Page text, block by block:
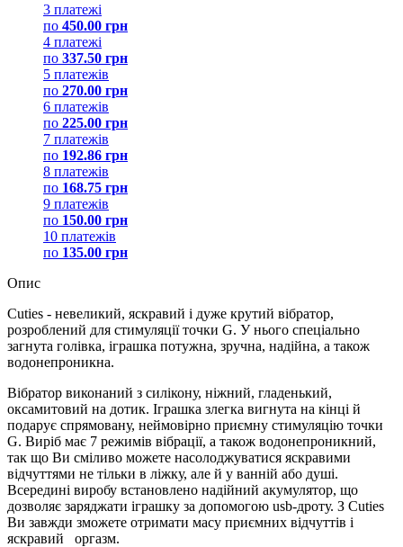
3 платежі
по 450.00 грн
4 платежі
по 337.50 грн
5 платежів
по 270.00 грн
6 платежів
по 225.00 грн
7 платежів
по 192.86 грн
8 платежів
по 168.75 грн
9 платежів
по 150.00 грн
10 платежів
по 135.00 грн
Опис
Cuties - невеликий, яскравий і дуже крутий вібратор,
розроблений для стимуляції точки G. У нього спеціально
загнута голівка, іграшка потужна, зручна, надійна, а також
водонепроникна.
Вібратор виконаний з силікону, ніжний, гладенький,
оксамитовий на дотик. Іграшка злегка вигнута на кінці й
подарує спрямовану, неймовірно приємну стимуляцію точки
G. Виріб має 7 режимів вібрації, а також водонепроникний,
так що Ви сміливо можете насолоджуватися яскравими
відчуттями не тільки в ліжку, але й у ванній або душі.
Всередині виробу встановлено надійний акумулятор, що
дозволяє заряджати іграшку за допомогою usb-дроту. З Cuties
Ви завжди зможете отримати масу приємних відчуттів і
яскравий оргазм.